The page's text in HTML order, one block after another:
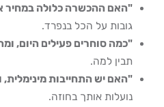
"האם ההכשרה כלולה במחיר
גובות על הכל בנפרד.
"כמה סוחרים פעילים היום,
תבין למה.
"האם יש התחייבות
נועלות אותך בחוזה.